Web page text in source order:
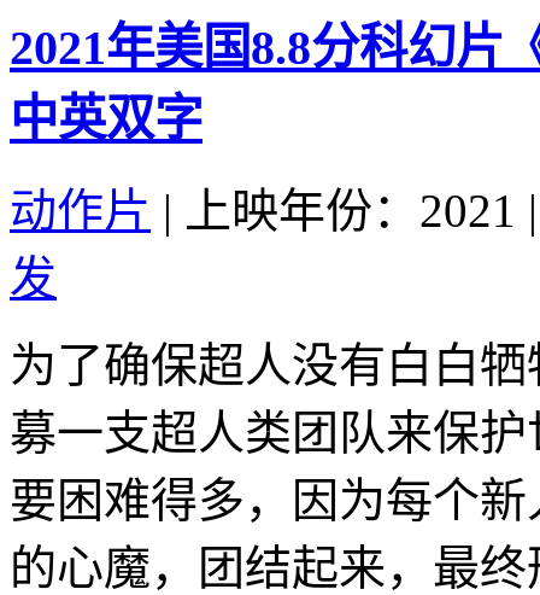
2021年美国8.8分科幻片
中英双字
动作片 | 上映年份：2021 |
发
为了确保超人没有白白
募一支超人类团队来保
要困难得多，因为每个
的心魔，团结起来，最